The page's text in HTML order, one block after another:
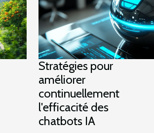
Stratégies pour
améliorer
continuellement
l'efficacité des
chatbots IA
offrent une expérience à
entière,...